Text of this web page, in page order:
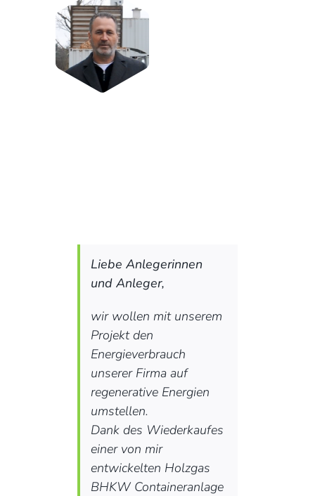
Liebe Anlegerinnen
und Anleger,
wir wollen mit unserem
Projekt den
Energieverbrauch
unserer Firma auf
regenerative Energien
umstellen.
Dank des Wiederkaufes
einer von mir
entwickelten Holzgas
BHKW Containeranlage